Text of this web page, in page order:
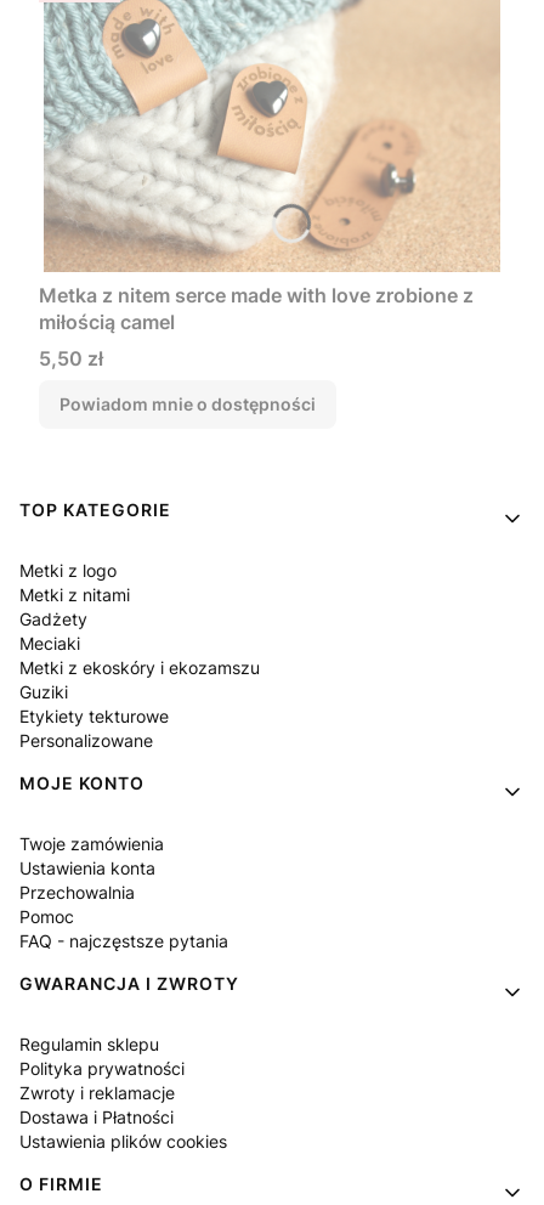
Metka z nitem serce made with love zrobione z
miłością camel
Cena
5,50 zł
Powiadom mnie o dostępności
Linki w stopce
TOP KATEGORIE
Metki z logo
Metki z nitami
Gadżety
Meciaki
Metki z ekoskóry i ekozamszu
Guziki
Etykiety tekturowe
Personalizowane
MOJE KONTO
Twoje zamówienia
Ustawienia konta
Przechowalnia
Pomoc
FAQ - najczęstsze pytania
GWARANCJA I ZWROTY
Regulamin sklepu
Polityka prywatności
Zwroty i reklamacje
Dostawa i Płatności
Ustawienia plików cookies
O FIRMIE